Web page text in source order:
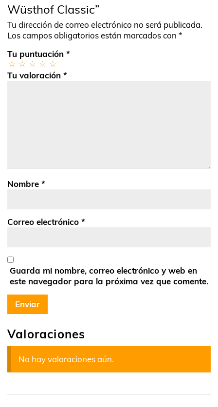
Valoraciones
No hay valoraciones aún.
Wüsthof Classic”
Tu dirección de correo electrónico no será publicada.
Los campos obligatorios están marcados con *
Tu puntuación *
Tu valoración *
Nombre *
Correo electrónico *
Guarda mi nombre, correo electrónico y web en
este navegador para la próxima vez que comente.